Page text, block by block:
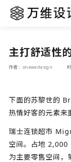
主打舒适性
作者：onewedesign
下面的苏黎世的
热情好客的元素来
瑞士连锁超市
空间。占地 2,000
为主要零售空间，